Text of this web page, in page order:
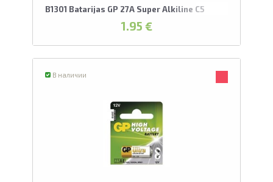
B1301 Batarijas GP 27A Super Alkiline C5
1.95 €
В наличии